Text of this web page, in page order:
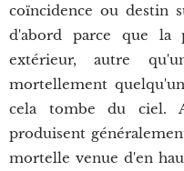
coïncidence ou destin
d'abord parce que la
extérieur, autre
mortellement
cela tombe du ciel.
produisent
mortelle venue d'en